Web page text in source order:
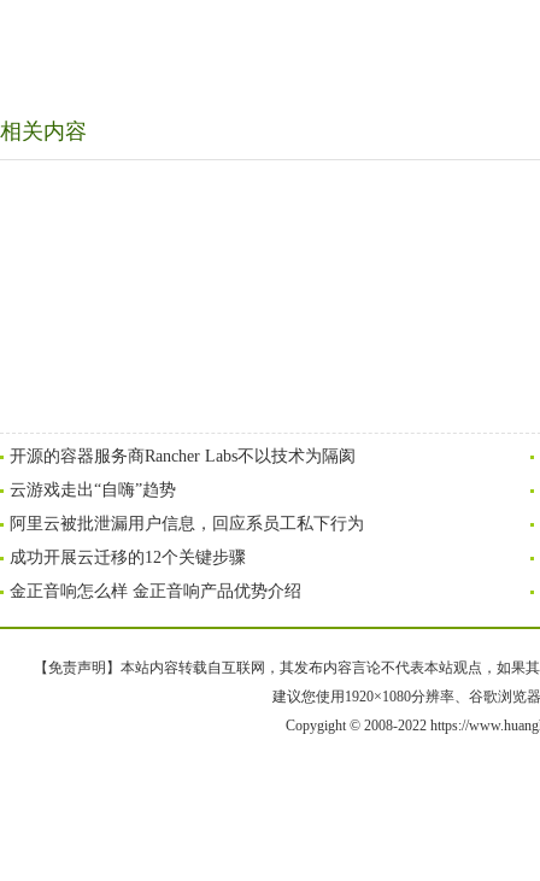
相关内容
开源的容器服务商Rancher Labs不以技术为隔阂
云游戏走出“自嗨”趋势
阿里云被批泄漏用户信息，回应系员工私下行为
成功开展云迁移的12个关键步骤
金正音响怎么样 金正音响产品优势介绍
【免责声明】本站内容转载自互联网，其发布内容言论不代表本站观点，如果
建议您使用1920×1080分辨率、谷歌浏览
Copygight © 2008-2022 https://